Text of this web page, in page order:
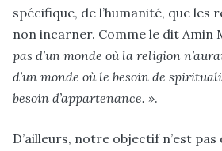
spécifique, de l’humanité, que les
non incarner. Comme le dit Amin
pas d’un monde où la religion
d’un monde où le besoin de
besoin d’appartenance. ».
D’ailleurs, notre objectif n’est pas